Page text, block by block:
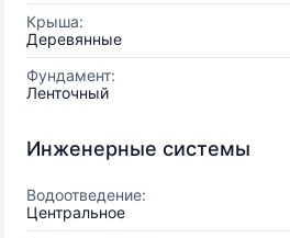
Крыша:
Деревянные
Фундамент:
Ленточный
Инженерные системы
Водоотведение:
Центральное